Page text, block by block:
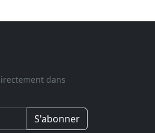
dans
S'abonner